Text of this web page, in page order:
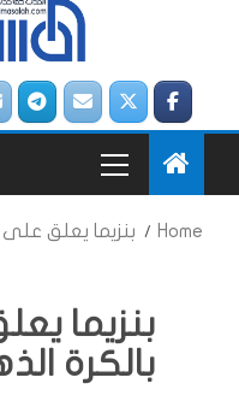
Home بنزيما يعلق على
بنزيما
بالكرة